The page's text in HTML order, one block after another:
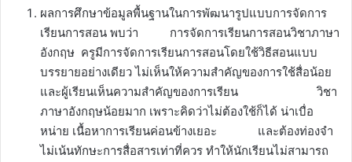
ผลการศึกษาข้อมูลพื้นฐานในการพัฒนารูปแบบการจัดการ
เรียนการสอน พบว่า การจัดการเรียนการสอนวิชาภาษา
อังกฤษ ครูมีการจัดการเรียนการสอนโดยใช้วิธีสอนแบบ
บรรยายอย่างเดียว ไม่เห็นให้ความสำคัญของการใช้สื่อน้อย
และผู้เรียนเห็นความสำคัญของการเรียน วิชา
ภาษาอังกฤษน้อยมาก เพราะคิดว่าไม่ต้องใช้ก็ได้ น่าเบื่อ
หน่าย เนื้อหาการเรียนค่อนข้างเยอะ และต้องท่องจำ
ไม่เน้นทักษะการสื่อสารเท่าที่ควร ทำให้นักเรียนไม่สามารถ